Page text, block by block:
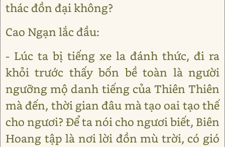
thác đồn đại không?
Cao Ngạn lắc đầu:
- Lúc ta bị tiếng xe la đánh thức, đi ra
khỏi trước thấy bốn bề toàn là người
ngưỡng mộ danh tiếng của Thiên Thiên
mà đến, thời gian đâu mà tạo oai tạo thế
cho ngươi? Để ta nói cho ngươi biết, Biên
Hoang tập là nơi lời đồn mù trời, có gió